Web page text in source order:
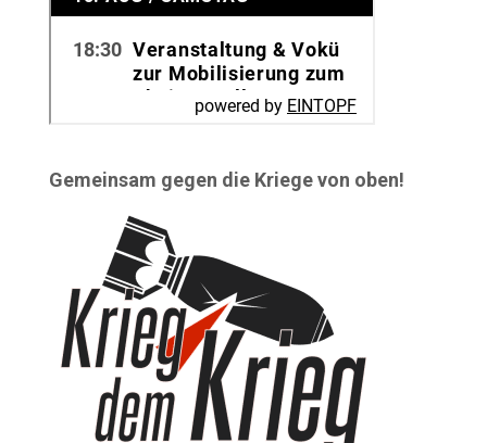
Gemeinsam gegen die Kriege von oben!